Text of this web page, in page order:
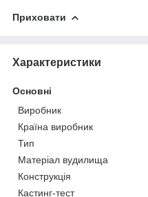
Приховати
Характеристики
Основні
Виробник
Країна виробник
Тип
Матеріал вудилища
Конструкція
Кастинг-тест